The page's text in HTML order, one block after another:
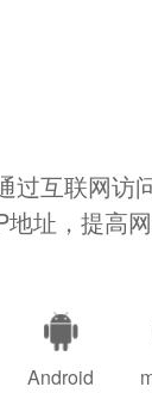
过互联网访
址，提高
Android